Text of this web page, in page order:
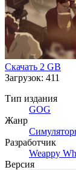
Скачать 2 GB
Загрузок: 411
Тип издания
GOG
Жанр
Разработчик
Weappy
Версия